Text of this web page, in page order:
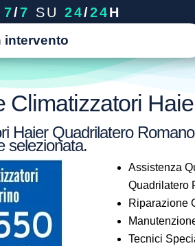
7/7 SU 24/24H
intervento
Haier Quadrilatero
selezionata.
Assistenza
Quadrilatero
Riparazione
Tecnici